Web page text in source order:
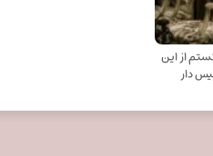
از این
دار